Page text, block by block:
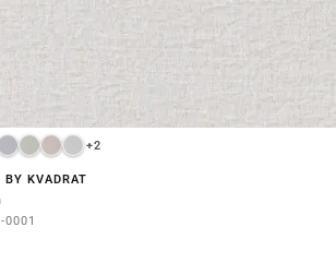
+2
BY KVADRAT
0001